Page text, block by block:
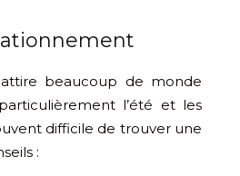
attire beaucoup de monde
l’été et les
difficile de trouver une
: